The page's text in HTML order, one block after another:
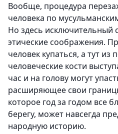
Вообще, процедура
человека по
Но здесь исключительный
этические соображения.
человек купаться, а тут
человеческие кости
час и на голову могут
расширяющее свои
которое год за годом все
берегу, может навсегда
народную историю.